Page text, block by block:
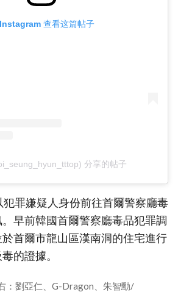
查看这篇帖子
分享的帖子
罪嫌疑人身份前往首爾警察廳毒
早前韓國首爾警察廳毒品犯罪調
首爾市龍山區漢南洞的住宅進行
的證據。
：劉亞仁、G-Dragon、朱智勳/